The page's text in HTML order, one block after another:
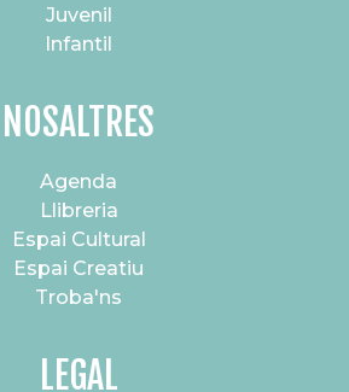
Juvenil
Infantil
NOSALTRES
Agenda
Llibreria
Espai Cultural
Espai Creatiu
Troba'ns
LEGAL